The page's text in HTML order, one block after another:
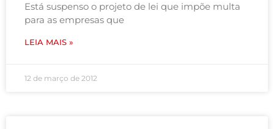
Está suspenso o projeto de lei que impõe multa
para as empresas que
LEIA MAIS »
12 de março de 2012